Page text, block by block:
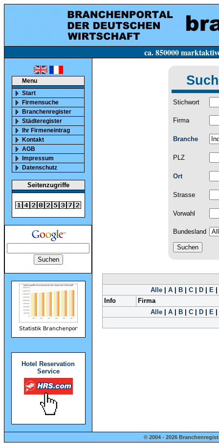
ca. 850000 marktaktive Firmen in
Menu
Start
Firmensuche
Branchenregister
Städteregister
Ihr Firmeneintrag
Kontakt
AGB
Impressum
Datenschutz
Seitenzugriffe
Hotel Reservation
Service
Stichwort
Firma
Branche
PLZ
Ort
Strasse
Vorwahl
Bundesland
Alle| A| B| C| D| E|
Info
Firma
Alle| A| B| C| D| E|
© 2004 - 2026